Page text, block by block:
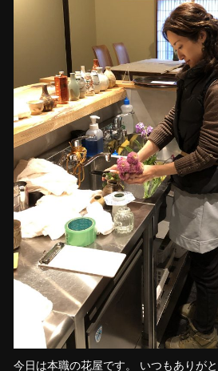
今日は本職の花屋です。 いつもありが